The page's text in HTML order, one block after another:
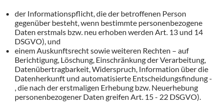
der Informationspflicht, die der betroffenen Person
gegenüber besteht, wenn bestimmte personenbezogene
Daten erstmals bzw. neu erhoben werden Art. 13 und 14
DSGVO), und
einem Auskunftsrecht sowie weiteren Rechten – auf
Berichtigung, Löschung, Einschränkung der Verarbeitung,
Datenübertragbarkeit, Widerspruch, Information über die
Datenherkunft und automatisierte Entscheidungsfindung -
, die nach der erstmaligen Erhebung bzw. Neuerhebung
personenbezogener Daten greifen Art. 15 - 22 DSGVO).